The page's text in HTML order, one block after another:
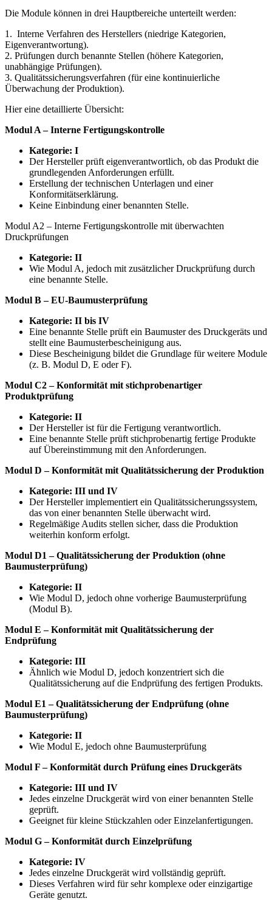
Die Module können in drei Hauptbereiche unterteilt werden:
1. Interne Verfahren des Herstellers (niedrige Kategorien,
Eigenverantwortung).
2. Prüfungen durch benannte Stellen (höhere Kategorien,
unabhängige Prüfungen).
3. Qualitätssicherungsverfahren (für eine kontinuierliche
Überwachung der Produktion).
Hier eine detaillierte Übersicht:
Modul A – Interne Fertigungskontrolle
Kategorie: I
Der Hersteller prüft eigenverantwortlich, ob das Produkt die
grundlegenden Anforderungen erfüllt.
Erstellung der technischen Unterlagen und einer
Konformitätserklärung.
Keine Einbindung einer benannten Stelle.
Modul A2 – Interne Fertigungskontrolle mit überwachten
Druckprüfungen
Kategorie: II
Wie Modul A, jedoch mit zusätzlicher Druckprüfung durch
eine benannte Stelle.
Modul B – EU-Baumusterprüfung
Kategorie: II bis IV
Eine benannte Stelle prüft ein Baumuster des Druckgeräts und
stellt eine Baumusterbescheinigung aus.
Diese Bescheinigung bildet die Grundlage für weitere Module
(z. B. Modul D, E oder F).
Modul C2 – Konformität mit stichprobenartiger
Produktprüfung
Kategorie: II
Der Hersteller ist für die Fertigung verantwortlich.
Eine benannte Stelle prüft stichprobenartig fertige Produkte
auf Übereinstimmung mit den Anforderungen.
Modul D – Konformität mit Qualitätssicherung der Produktion
Kategorie: III und IV
Der Hersteller implementiert ein Qualitätssicherungssystem,
das von einer benannten Stelle überwacht wird.
Regelmäßige Audits stellen sicher, dass die Produktion
weiterhin konform erfolgt.
Modul D1 – Qualitätssicherung der Produktion (ohne
Baumusterprüfung)
Kategorie: II
Wie Modul D, jedoch ohne vorherige Baumusterprüfung
(Modul B).
Modul E – Konformität mit Qualitätssicherung der
Endprüfung
Kategorie: III
Ähnlich wie Modul D, jedoch konzentriert sich die
Qualitätssicherung auf die Endprüfung des fertigen Produkts.
Modul E1 – Qualitätssicherung der Endprüfung (ohne
Baumusterprüfung)
Kategorie: II
Wie Modul E, jedoch ohne Baumusterprüfung
Modul F – Konformität durch Prüfung eines Druckgeräts
Kategorie: III und IV
Jedes einzelne Druckgerät wird von einer benannten Stelle
geprüft.
Geeignet für kleine Stückzahlen oder Einzelanfertigungen.
Modul G – Konformität durch Einzelprüfung
Kategorie: IV
Jedes einzelne Druckgerät wird vollständig geprüft.
Dieses Verfahren wird für sehr komplexe oder einzigartige
Geräte genutzt.